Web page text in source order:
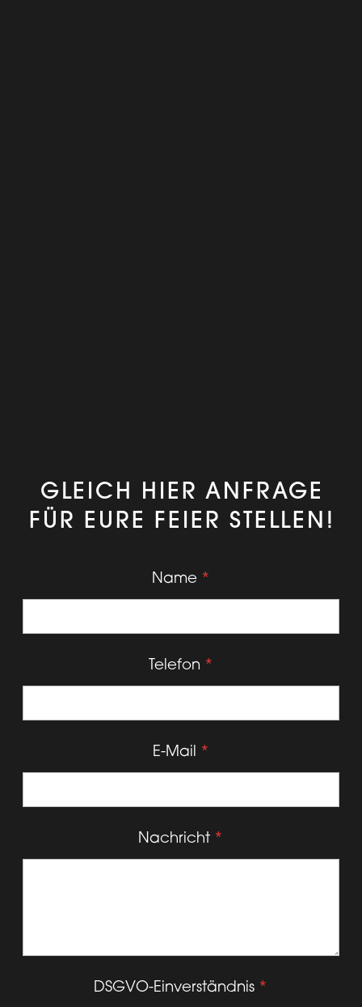
GLEICH HIER ANFRAGE
FÜR EURE FEIER STELLEN!
Name *
Telefon *
E-Mail *
Nachricht *
DSGVO-Einverständnis *